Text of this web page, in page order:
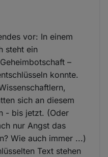
vor: In einem
steht ein
–
konnte.
sich an diesem
- bis jetzt. (Oder
nur Angst das
Wie auch immer ...)
Text stehen